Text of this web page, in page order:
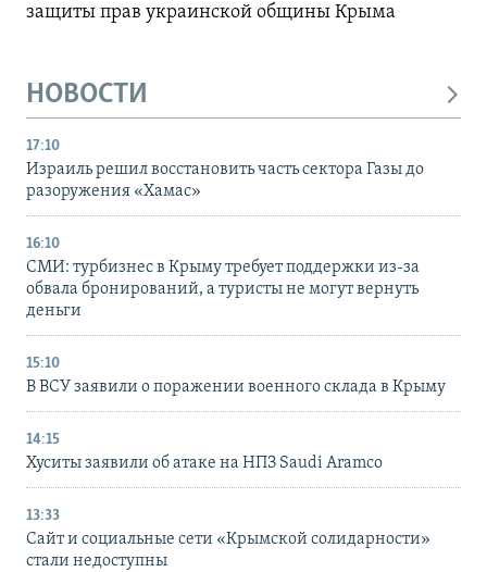
защиты прав украинской общины Крыма
НОВОСТИ
17:10
Израиль решил восстановить часть сектора Газы до
разоружения «Хамас»
16:10
СМИ: турбизнес в Крыму требует поддержки из-за
обвала бронирований, а туристы не могут вернуть
деньги
15:10
В ВСУ заявили о поражении военного склада в Крыму
14:15
Хуситы заявили об атаке на НПЗ Saudi Aramco
13:33
Сайт и социальные сети «Крымской солидарности»
стали недоступны